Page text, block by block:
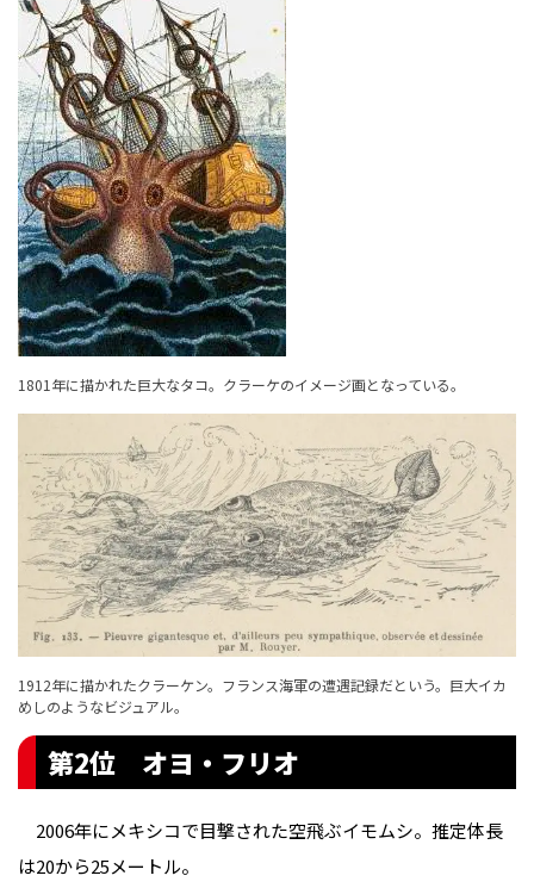
1801年に描かれた巨大なタコ。クラーケのイメージ画となっている。
1912年に描かれたクラーケン。フランス海軍の遭遇記録だという。巨大イカ
めしのようなビジュアル。
第2位 オヨ・フリオ
2006年にメキシコで目撃された空飛ぶイモムシ。推定体長
は20から25メートル。